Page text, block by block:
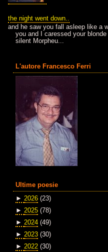
the night went down..
and he saw you fall asleep like a
you and I caressed your
silent Morpheu...
L'autore Francesco Ferri
Ultime poesie
► 2026 (23)
► 2025 (78)
► 2024 (49)
► 2023 (30)
► 2022 (30)